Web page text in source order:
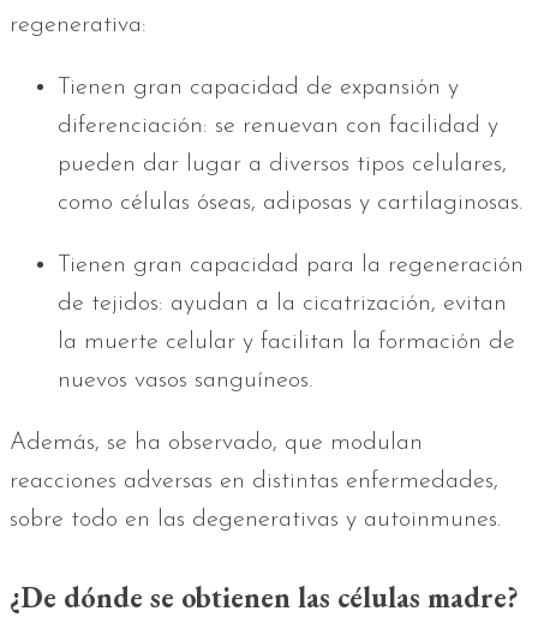
regenerativa:
Tienen gran capacidad de expansión y
diferenciación: se renuevan con facilidad y
pueden dar lugar a diversos tipos celulares,
como células óseas, adiposas y cartilaginosas.
Tienen gran capacidad para la regeneración
de tejidos: ayudan a la cicatrización, evitan
la muerte celular y facilitan la formación de
nuevos vasos sanguíneos.
Además, se ha observado, que modulan
reacciones adversas en distintas enfermedades,
sobre todo en las degenerativas y autoinmunes.
¿De dónde se obtienen las células madre?